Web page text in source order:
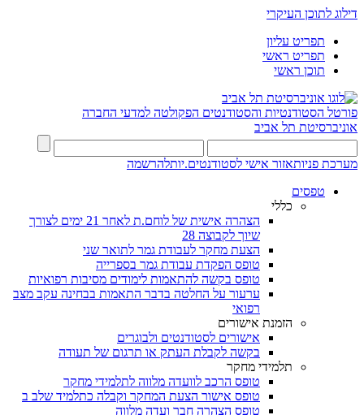
דילוג לתוכן העיקרי
תפריט עליון
תפריט ראשי
תוכן ראשי
פורטל הסטודנטיות והסטודנטים הפקולטה למדעי החברה
אוניברסיטת תל אביב
מערכת פניותאזור אישי לסטודנטים.יותלהרשמה
טפסים
כללי
הצהרה אישית של לוחם.ת לאחר 21 ימים לצורך
שיוך לקבוצה 28
הצעת מחקר לעבודת גמר לתואר שני
טופס הפקדת עבודת גמר בספרייה
טופס בקשה להתאמות לימודים מסיבות רפואיות
ערעור על החלטה בדבר התאמות בבחינה עקב מצב
רפואי
הזמנת אישורים
אישורים לסטודנטים ולבוגרים
בקשה לקבלת העתק או תרגום של תעודה
תלמידי מחקר
טופס הרכב לוועדה מלווה לתלמידי מחקר
טופס אישור הצעת המחקר וקבלה כתלמיד שלב ב
טופס הצהרה חבר ועדה מלווה